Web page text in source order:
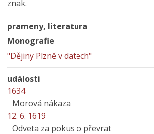
znak.
prameny, literatura
Monografie
"Dějiny Plzně v datech"
události
1634
Morová nákaza
12. 6. 1619
Odveta za pokus o převrat